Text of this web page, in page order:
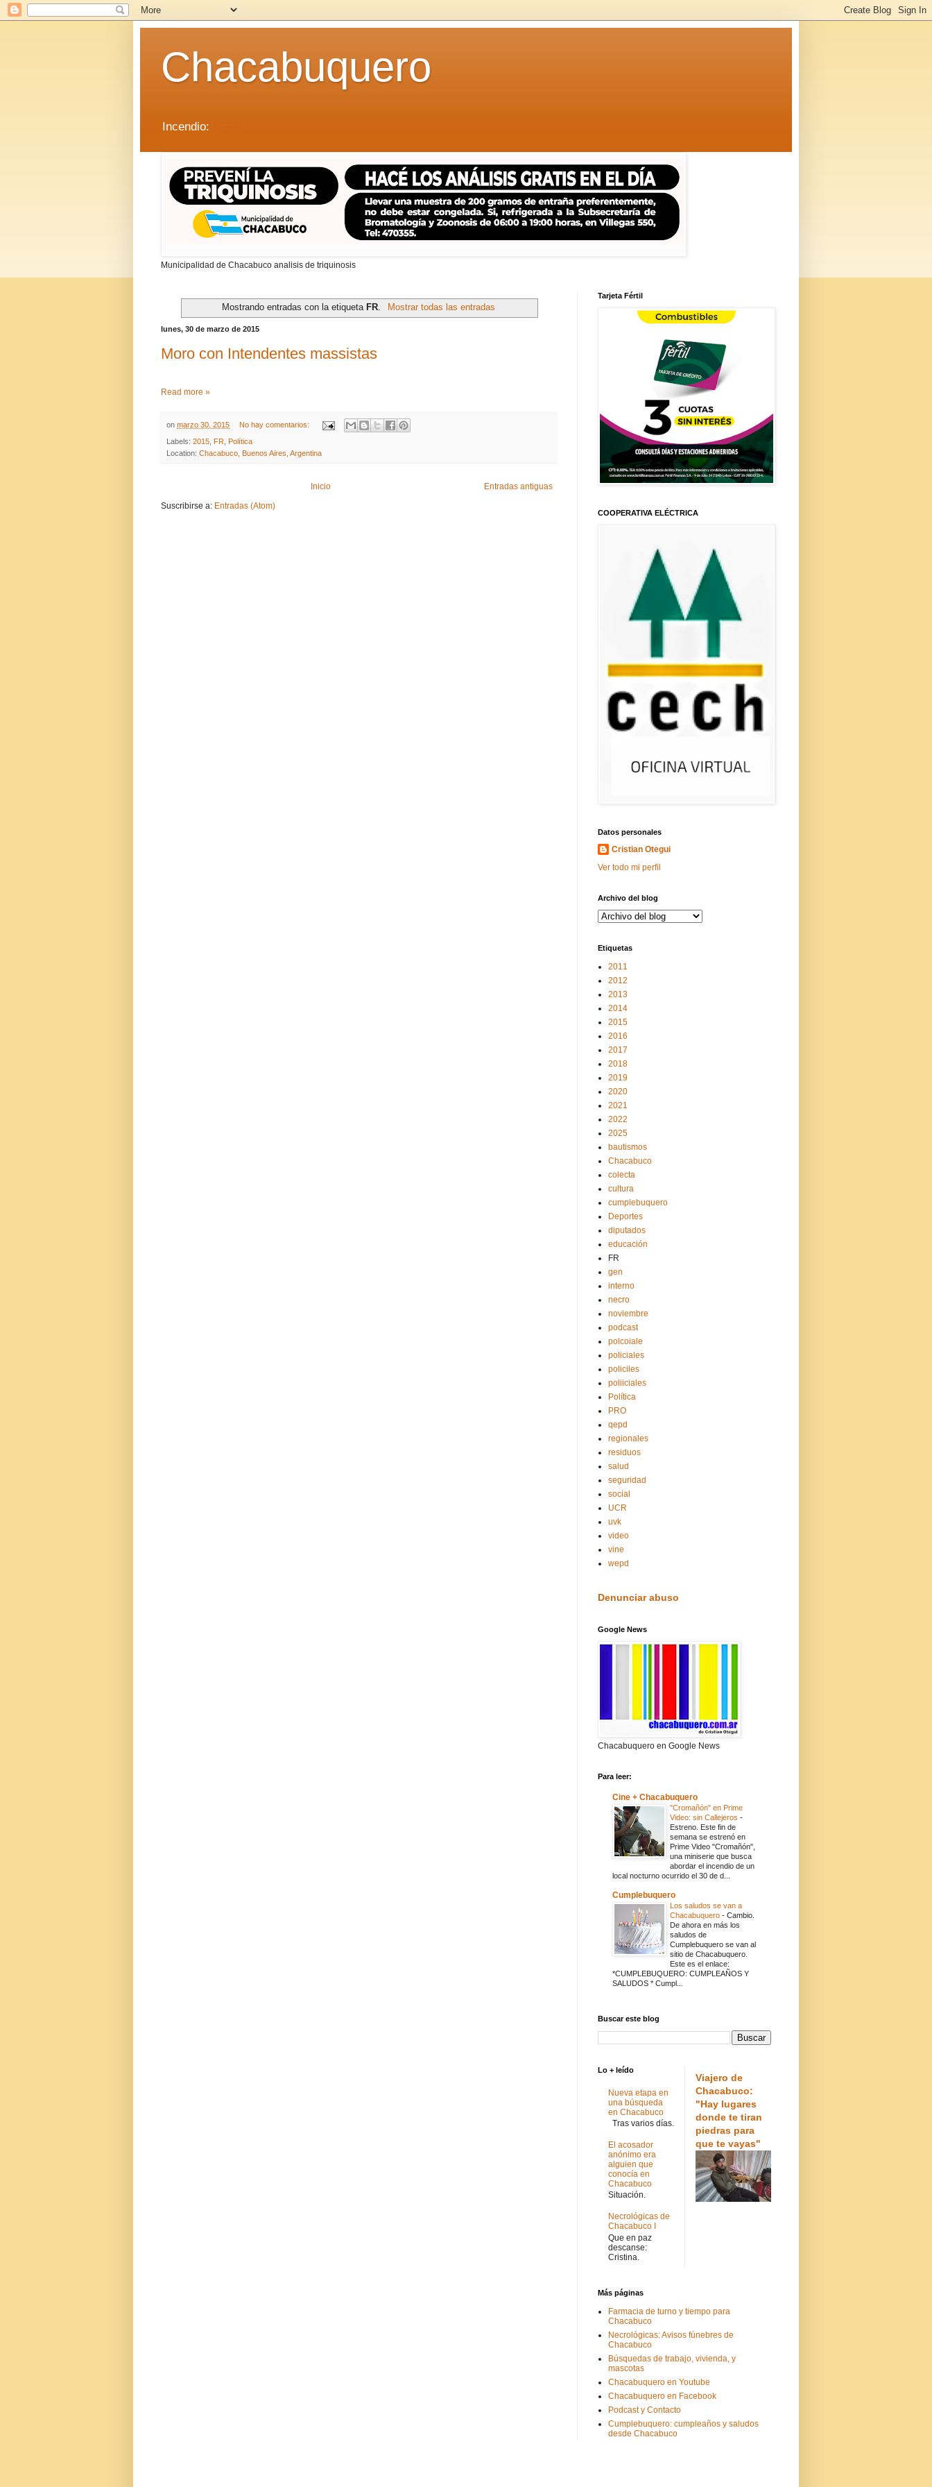
Chacabuquero
Incendio:
Municipalidad de Chacabuco analisis de triquinosis
Mostrando entradas con la etiqueta FR. Mostrar todas las entradas
lunes, 30 de marzo de 2015
Moro con Intendentes massistas
Read more »
on marzo 30, 2015 No hay comentarios:
Labels: 2015 FR
Política
Location: Chacabuco, Buenos Aires, Argentina
Entradas antiguas
Inicio
Suscribirse a: Entradas (Atom)
Tarjeta Fértil
COOPERATIVA ELÉCTRICA
Datos personales
Cristian Otegui
Ver todo mi perfil
Archivo del blog
Etiquetas
2011
2012
2013
2014
2015
2016
2017
2018
2019
2020
2021
2022
2025
bautismos
Chacabuco
colecta
cultura
cumplebuquero
Deportes
diputados
educación
FR
gen
interno
necro
noviembre
podcast
polcoiale
policiales
policiles
poliiciales
Política
PRO
qepd
regionales
residuos
salud
seguridad
social
UCR
uvk
video
vine
wepd
Denunciar abuso
Google News
Chacabuquero en Google News
Para leer:
Cine + Chacabuquero
"Cromañón" en Prime
Video: sin Callejeros -
Estreno. Este fin de
semana se estrenó en
Prime Video "Cromañón",
una miniserie que busca
abordar el incendio de un
local nocturno ocurrido el 30 de d...
Cumplebuquero
Los saludos se van a
Chacabuquero - Cambio.
De ahora en más los
saludos de
Cumplebuquero se van al
sitio de Chacabuquero.
Este es el enlace:
*CUMPLEBUQUERO: CUMPLEAÑOS Y
SALUDOS * Cumpl...
Buscar este blog
Lo + leído
Nueva etapa en
una búsqueda
en Chacabuco
Tras varios días.
El acosador
anónimo era
alguien que
conocía en
Chacabuco
Situación.
Necrológicas de
Chacabuco I
Que en paz
descanse:
Cristina.
Viajero de
Chacabuco:
"Hay lugares
donde te tiran
piedras para
que te vayas"
Más páginas
Farmacia de turno y tiempo para
Chacabuco
Necrológicas: Avisos fúnebres de
Chacabuco
Búsquedas de trabajo, vivienda, y
mascotas
Chacabuquero en Youtube
Chacabuquero en Facebook
Podcast y Contacto
Cumplebuquero: cumpleaños y saludos
desde Chacabuco